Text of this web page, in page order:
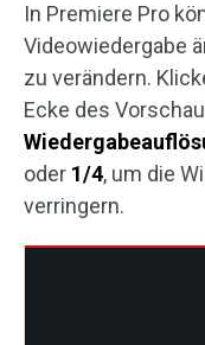
In Premiere Pro
Videowiedergabe
zu verändern.
Ecke des
oder 1/4, um die
verringern.